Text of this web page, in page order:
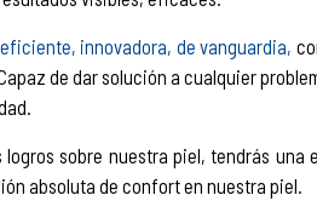
innovadora, de vanguardia,
de dar solución a cualquier
logros sobre nuestra piel, tendrás una
absoluta de confort en nuestra piel.